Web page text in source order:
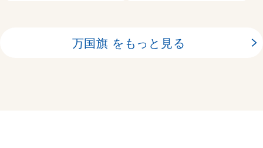
万国旗 をもっと見る